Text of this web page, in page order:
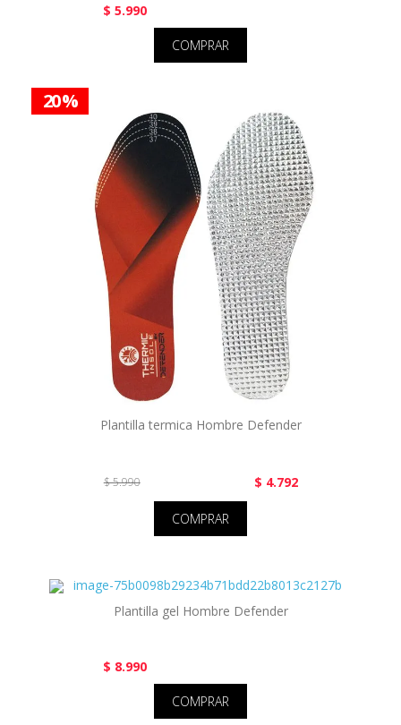
$ 5.990
COMPRAR
20 %
Plantilla termica Hombre Defender
$ 5.990 $ 4.792
COMPRAR
Plantilla gel Hombre Defender
$ 8.990
COMPRAR